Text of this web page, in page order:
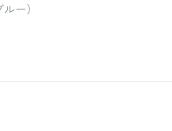
ー）